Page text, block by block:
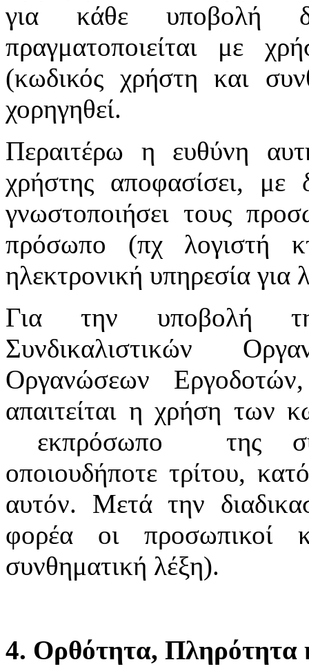
για κάθε υποβολή
πραγματοποιείται με
(κωδικός χρήστη και
χορηγηθεί.
Περαιτέρω η ευθύνη
χρήστης αποφασίσει, με
γνωστοποιήσει τους
πρόσωπο (πχ λογιστή
ηλεκτρονική υπηρεσία για
Για την υποβολή
Συνδικαλιστικών
Οργανώσεων
απαιτείται η χρήση των
εκπρόσωπο της
οποιουδήποτε τρίτου,
αυτόν. Μετά την
φορέα οι προσωπικοί
συνθηματική λέξη).
4. Ορθότητα, Πληρότητα